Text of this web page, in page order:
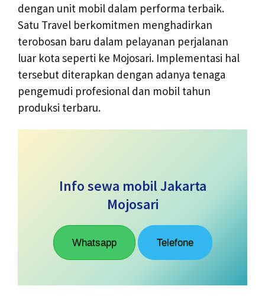
dengan unit mobil dalam performa terbaik.
Satu Travel berkomitmen menghadirkan
terobosan baru dalam pelayanan perjalanan
luar kota seperti ke Mojosari. Implementasi hal
tersebut diterapkan dengan adanya tenaga
pengemudi profesional dan mobil tahun
produksi terbaru.
Info sewa mobil Jakarta
Mojosari
Whatsapp Telefone